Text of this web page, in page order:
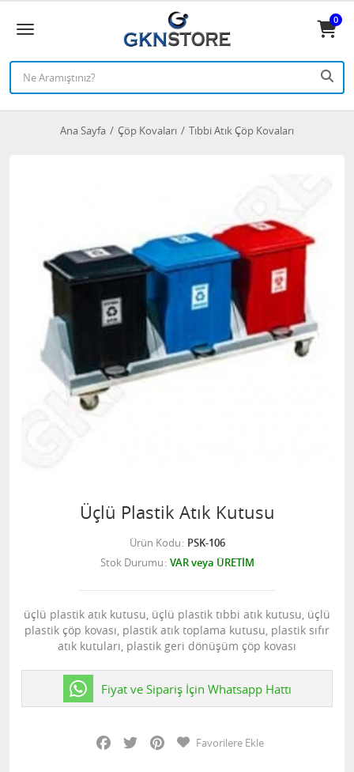
0
Ana Sayfa Çöp Kovaları Tıbbi Atık Çöp Kovaları
Üçlü Plastik Atık Kutusu
Ürün Kodu PSK-106
Stok Durumu VAR veya ÜRETİM
üçlü plastik atık kutusu, üçlü plastik tıbbi atık kutusu, üçlü
plastik çöp kovası, plastik atık toplama kutusu, plastik sıfır
atık kutuları, plastik geri dönüşüm çöp kovası
Fiyat ve Sipariş İçin Whatsapp Hattı
Facebook
Twitter PinterestFavorilere Ekle